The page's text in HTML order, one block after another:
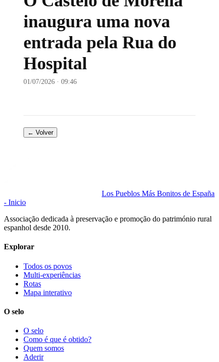
inaugura uma nova
entrada pela Rua do
Hospital
01/07/2026 · 09:46
← Volver
Los Pueblos Más Bonitos de España
- Inicio
Associação dedicada à preservação e promoção do património rural
espanhol desde 2010.
Explorar
Todos os povos
Multi-experiências
Rotas
Mapa interativo
O selo
O selo
Como é que é obtido?
Quem somos
Aderir